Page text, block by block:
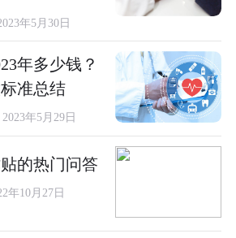
年5月30日
年多少钱？
准总结
年5月29日
的热门问答
年10月27日